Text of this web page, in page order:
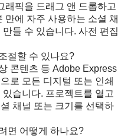
래픽을 드래그 앤 드롭하고
만에 자주 사용하는 소셜 채
들 수 있습니다. 사전 편집
절할 수 있나요?
콘텐츠 등 Adobe Express
로 모든 디지털 또는 인쇄
습니다. 프로젝트를 열고
채널 또는 크기를 선택하
면 어떻게 하나요?